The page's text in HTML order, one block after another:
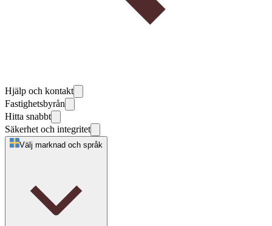
Hjälp och kontakt
Fastighetsbyrån
Hitta snabbt
Säkerhet och integritet
Välj marknad och språk